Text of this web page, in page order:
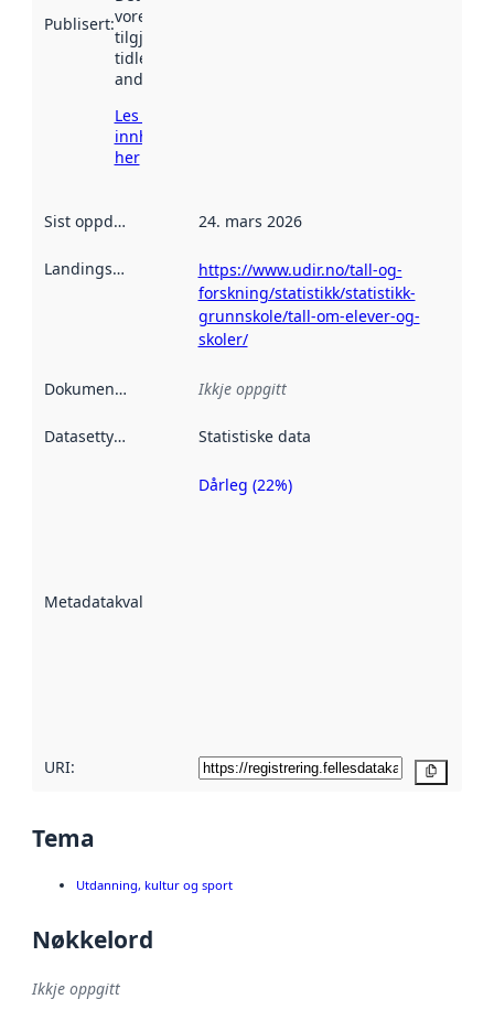
Publisert:vore
tilgjengeleg
tidlegare
andre stader.
Les meir om
innhenting
her
Sist oppdatert 24. mars 2026
Landingsside
https://www.udir.no/tall-og-
forskning/statistikk/statistikk-
grunnskole/tall-om-elever-og-
skoler/
Dokumentasjon Ikkje oppgitt
Datasettype Statistiske data
Metadatakvalitet
Metadatakvalitet
Dårleg (22%)
URI:
Tema
Utdanning, kultur og sport
Nøkkelord
Ikkje oppgitt